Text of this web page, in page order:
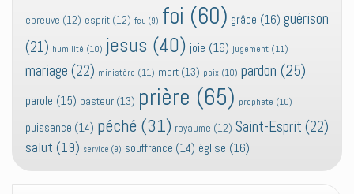
epreuve (12) esprit (12) feu (9) foi (60) grâce (16) guérison
(21) humilité (10) jesus (40) joie (16) jugement (11)
mariage (22) ministère (11) mort (13) paix (10) pardon (25)
parole (15) pasteur (13) prière (65) prophete (10)
puissance (14) péché (31) royaume (12) Saint-Esprit (22)
salut (19) service (9) souffrance (14) église (16)